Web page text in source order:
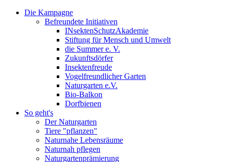
Die Kampagne
Befreundete Initiativen
INsektenSchutzAkademie
Stiftung für Mensch und Umwelt
die Summer e. V.
Zukunftsdörfer
Insektenfreude
Vogelfreundlicher Garten
Naturgarten e.V.
Bio-Balkon
Dorfbienen
So geht's
Der Naturgarten
Tiere "pflanzen"
Naturnahe Lebensräume
Naturnah pflegen
Naturgartenprämierung